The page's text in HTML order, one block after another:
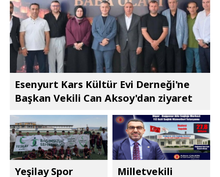
Esenyurt Kars Kültür Evi Derneği'ne
Başkan Vekili Can Aksoy'dan ziyaret
Yeşilay Spor
Milletvekili